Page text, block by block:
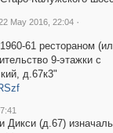
May 2016, 22:04 ·
61 рестораном
9-этажки с
д.67к3"
Дикси (д.67)